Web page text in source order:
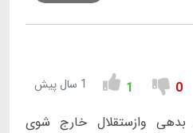
0
1 1 سال پیش
بدهی وازستقلال خارج شوی